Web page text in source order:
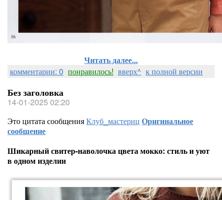
Читать далее...
комментарии: 0 понравилось! вверх^ к полной версии
Без заголовка
14-01-2025 02:20
Это цитата сообщенияКлуб_мастериц Оригинальное
сообщение
Шикарный свитер-наволочка цвета мокко: стиль и уют
в одном изделии